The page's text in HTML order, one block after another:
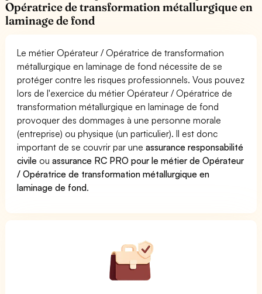
Opératrice de transformation métallurgique en
laminage de fond
Le métier Opérateur / Opératrice de transformation
métallurgique en laminage de fond nécessite de se
protéger contre les risques professionnels. Vous pouvez
lors de l'exercice du métier Opérateur / Opératrice de
transformation métallurgique en laminage de fond
provoquer des dommages à une personne morale
(entreprise) ou physique (un particulier). Il est donc
important de se couvrir par uneassurance responsabilité
civile ouassurance RC PRO pour le métier de Opérateur
/ Opératrice de transformation métallurgique en
laminage de fond.